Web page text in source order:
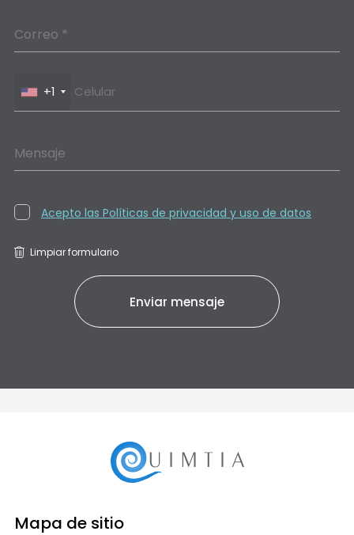
Correo *
+1
Mensaje
Acepto las Políticas de privacidad y uso de datos
Limpiar formulario
Mapa de sitio